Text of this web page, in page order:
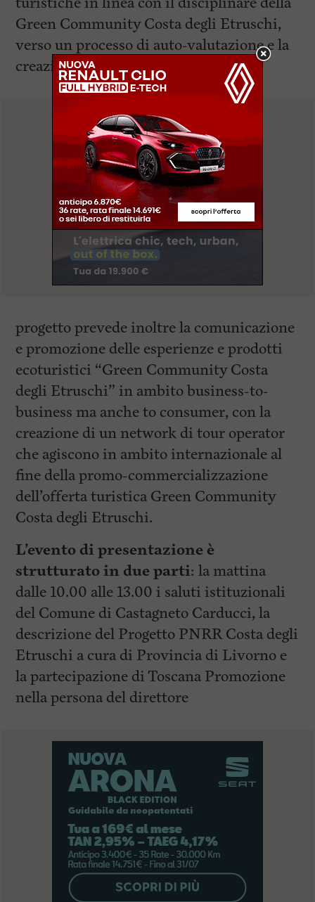
Green Community Costa degli Etruschi,
verso un processo di auto-valutazione e la
creazione di un prodotto Green. Il
progetto prevede inoltre la comunicazione
e promozione delle esperienze e prodotti
ecoturistici “Green Community Costa
degli Etruschi” in ambito business-to-
business ma anche to consumer, con la
creazione di un network di tour operator
che agiscono in ambito internazionale al
fine della promo-commercializzazione
dell’offerta turistica Green Community
Costa degli Etruschi.
L’evento di presentazione è
strutturato in due parti: la mattina
dalle 10.00 alle 13.00 i saluti istituzionali
del Comune di Castagneto Carducci, la
descrizione del Progetto PNRR Costa degli
Etruschi a cura di Provincia di Livorno e
la partecipazione di Toscana Promozione
nella persona del direttore